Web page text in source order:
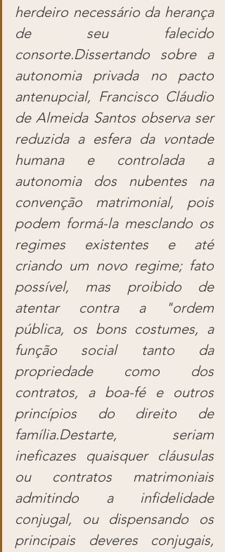
herdeiro necessário da herança
de seu falecido
consorte.Dissertando sobre a
autonomia privada no pacto
antenupcial, Francisco Cláudio
de Almeida Santos observa ser
reduzida a esfera da vontade
humana e controlada a
autonomia dos nubentes na
convenção matrimonial, pois
podem formá-la mesclando os
regimes existentes e até
criando um novo regime; fato
possível, mas proibido de
atentar contra a "ordem
pública, os bons costumes, a
função social tanto da
propriedade como dos
contratos, a boa-fé e outros
princípios do direito de
família.Destarte, seriam
ineficazes quaisquer cláusulas
ou contratos matrimoniais
admitindo a infidelidade
conjugal, ou dispensando os
principais deveres conjugais,